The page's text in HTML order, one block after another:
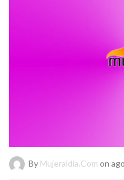
By Mujeraldia.com on